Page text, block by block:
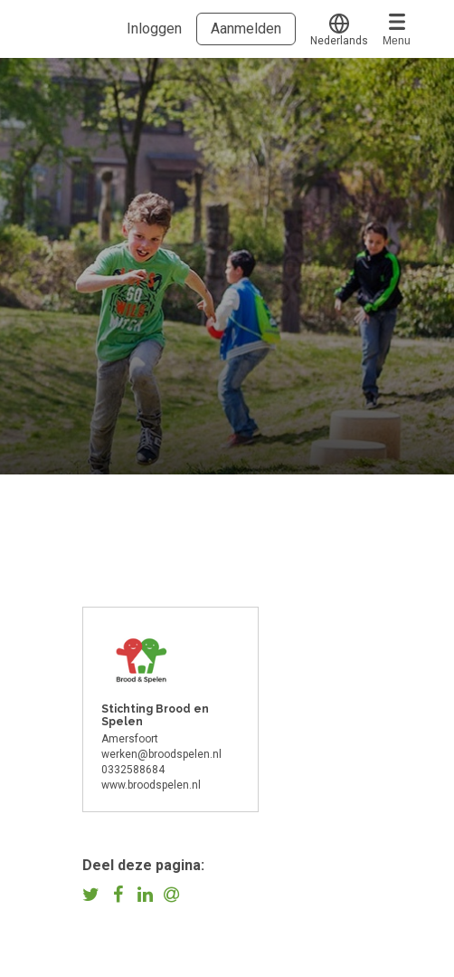
Voucher verzilveren
Account en hulp
Start met leren
klantenservice@hobp.nl
Inloggen
Meer
Blogs
Erkend NRTO lid
Voorwaarden en privacy
Inloggen Aanmelden
Translate
Nederlands Menu
Stichting Brood en
Spelen
Amersfoort
werken@broodspelen.nl
0332588684
www.broodspelen.nl
Deel deze pagina: